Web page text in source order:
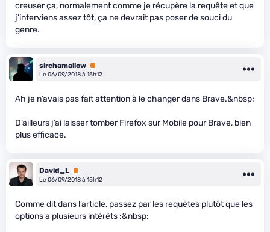
creuser ça, normalement comme je récupère la requête et que
j’interviens assez tôt, ça ne devrait pas poser de souci du
genre.
sirchamallow Premium
Le 06/09/2018 à 15h12
Ah je n’avais pas fait attention à le changer dans Brave.&nbsp;
D’ailleurs j’ai laisser tomber Firefox sur Mobile pour Brave, bien
plus efficace.
David_L Premium
Le 06/09/2018 à 15h12
Comme dit dans l’article, passez par les requêtes plutôt que les
options a plusieurs intérêts :&nbsp;